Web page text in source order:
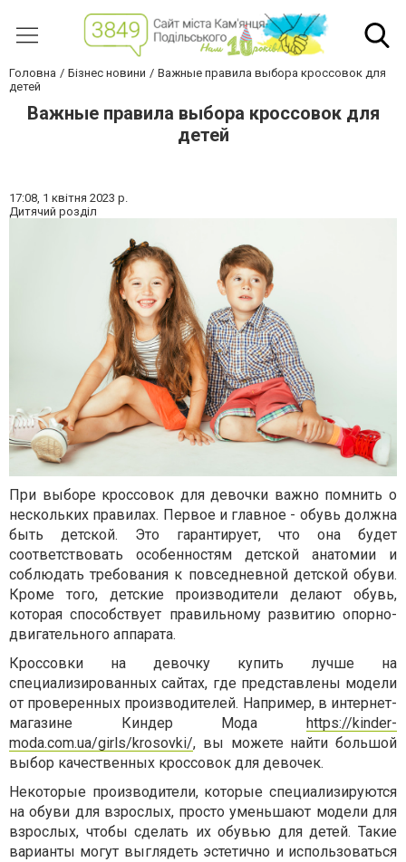
Головна Бізнес новини
Важные правила выбора кроссовок для
детей
Важные правила выбора кроссовок для
детей
17:08, 1 квітня 2023 р.
Дитячий розділ
При выборе кроссовок для девочки важно помнить о
нескольких правилах. Первое и главное - обувь должна
быть детской. Это гарантирует, что она будет
соответствовать особенностям детской анатомии и
соблюдать требования к повседневной детской обуви.
Кроме того, детские производители делают обувь,
которая способствует правильному развитию опорно-
двигательного аппарата.
Кроссовки на девочку купить лучше на
специализированных сайтах, где представлены модели
от проверенных производителей. Например, в интернет-
магазине Киндер Мода
https://kinder-
moda.com.ua/girls/krosovki/, вы можете найти большой
выбор качественных кроссовок для девочек.
Некоторые производители, которые специализируются
на обуви для взрослых, просто уменьшают модели для
взрослых, чтобы сделать их обувью для детей. Такие
варианты могут выглядеть эстетично и использоваться